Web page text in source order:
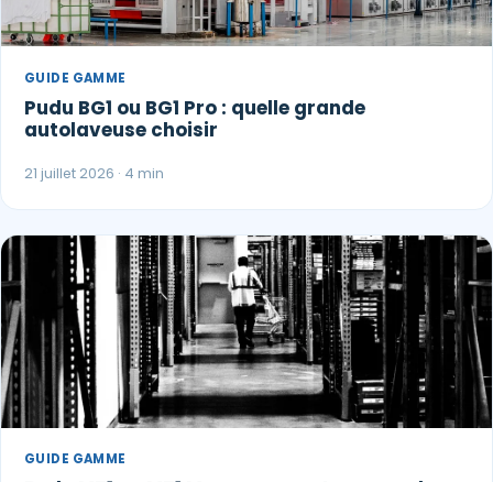
GUIDE GAMME
Pudu BG1 ou BG1 Pro : quelle grande
autolaveuse choisir
21 juillet 2026 · 4 min
GUIDE GAMME